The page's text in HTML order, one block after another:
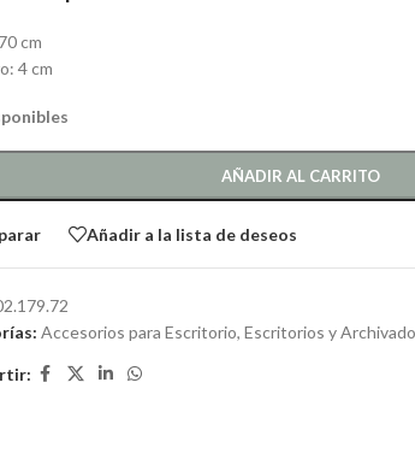
cm
4 cm
AÑADIR AL CARRITO
Añadir a la lista de deseos
Accesorios para Escritorio, Escritorios y